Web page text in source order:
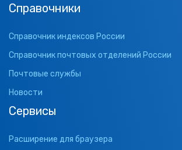
Справочники
Справочник индексов России
Справочник почтовых отделений России
Почтовые службы
Новости
Сервисы
Расширение для браузера